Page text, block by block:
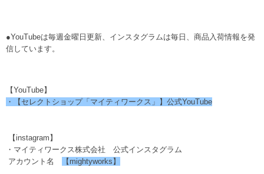
●YouTubeは毎週金曜日更新、インスタグラムは毎日、商品入荷情報を発
信しています。
【YouTube】
・【セレクトショップ「マイティワークス」】公式YouTube
【instagram】
・マイティワークス株式会社 公式インスタグラム
アカウント名
【mightyworks】